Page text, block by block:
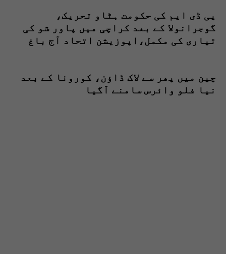
پی ڈی ایم کی حکومت ہٹاو تحریک،
گوجرانولا کے بعد کراچی میں پاور شو کی
تیاری کی مکمل،اپوزیشن اتحاد آج باغ
چین میں پھر سے لاک ڈاؤن، کورونا کے بعد
نیا فلو وائرس سامنے آگیا